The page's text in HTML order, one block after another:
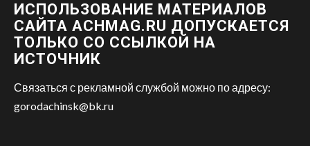
ИСПОЛЬЗОВАНИЕ МАТЕРИАЛОВ
САЙТА ACHMAG.RU ДОПУСКАЕТСЯ
ТОЛЬКО СО ССЫЛКОЙ НА
ИСТОЧНИК
Связаться с рекламной службой можно по адресу:
gorodachinsk@bk.ru